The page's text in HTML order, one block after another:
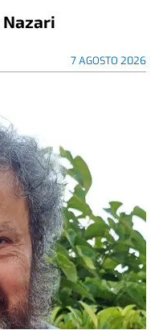
7 AGOSTO 2026